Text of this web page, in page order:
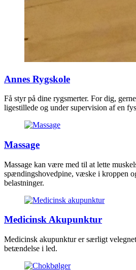
Annes Rygskole
Få styr på dine rygsmerter. For dig,
ligestillede og under supervision af en
Massage
Massage kan være med til at lette
spændingshovedpine, væske i kroppen
belastninger.
Medicinsk Akupunktur
Medicinsk akupunktur er særligt
betændelse i led.